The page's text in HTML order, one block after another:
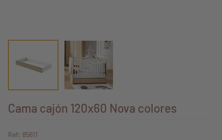
Cama cajón 120x60 Nova colores
Ref: 85611